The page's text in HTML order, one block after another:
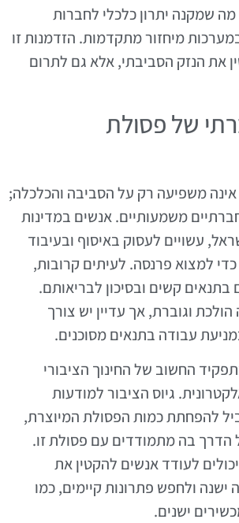
שמקנה יתרון כלכלי לחברות
מיחזור מתקדמות. הזדמנות זו
את הנזק הסביבתי, אלא גם לתרום
של פסולת
משפיעה רק על הסביבה והכלכלה;
משמעותיים. אנשים במדינות
עשויים לעסוק באיסוף ובעיבוד
למצוא פרנסה. לעיתים קרובות,
בתנאים קשים ובסיכון לבריאותם.
וגוברת, אך עדיין יש צורך
עבודה בתנאים מסוכנים.
החשוב של החינוך הציבורי
גיוס הציבור למודעות
להפחתת כמות הפסולת המיוצרת,
הדרך בה מתמודדים עם פסולת זו.
יכולים לעודד אנשים להקטין את
ישנה ולחפש פתרונות קיימים, כמו
ישנים.